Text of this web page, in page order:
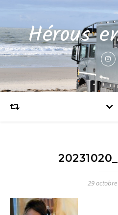
Hérous
29